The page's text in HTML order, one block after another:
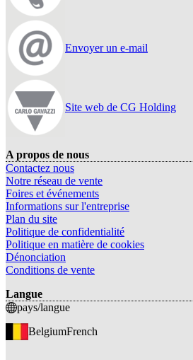
Envoyer un e-mail
Site web de CG Holding
A propos de nous
Contactez nous
Notre réseau de vente
Foires et événements
Informations sur l'entreprise
Plan du site
Politique de confidentialité
Politique en matière de cookies
Dénonciation
Conditions de vente
Langue
pays/langue
BelgiumFrench